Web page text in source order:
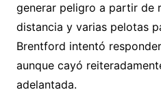
generar peligro a partir de
distancia y varias pelotas
Brentford intentó
aunque cayó
adelantada.